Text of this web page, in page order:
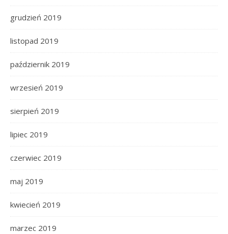
grudzień 2019
listopad 2019
październik 2019
wrzesień 2019
sierpień 2019
lipiec 2019
czerwiec 2019
maj 2019
kwiecień 2019
marzec 2019